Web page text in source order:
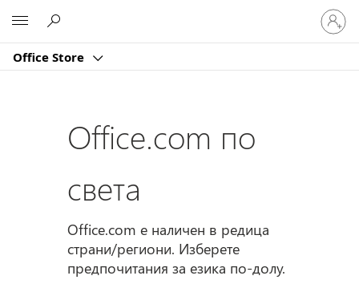
Office Store
Влезте
във
вашия
Office.com по
света
Office.com е наличен в редица
страни/региони. Изберете
предпочитания за езика по-долу.